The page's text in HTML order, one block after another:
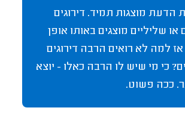
הדעת מוצגות תמיד. דירוגים
או שליליים מוצגים באותו אופן
אז למה לא רואים הרבה דירוגים
כי מי שיש לו הרבה כאלו - יוצא
ככה פשוט.